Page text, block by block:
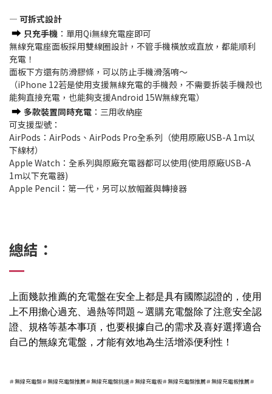
— 可拆式設計
➡️ 只充手機 ：單用Qi無線充電座即可
無線充電座面板採用雙線圈設計，不管手機橫放或直放，都能順利
充電！
面板下方還有防滑膠條，可以防止手機滑落唷～
（iPhone 12若是使用支援無線充電的手機殼，不需要拆裝手機殼也
能夠直接充電，也能夠支援Android 15W無線充電）
➡️ 多款裝置同時充電 ：三用收納座
可支援型號：
AirPods：AirPods、AirPods Pro全系列（使用原廠USB-A 1m以
下線材）
Apple Watch：全系列與原廠充電器都可以使用(使用原廠USB-A
1m以下充電器)
Apple Pencil：第一代，另可以放帽蓋與轉接器
總結：
上面幾款推薦的充電盤在安全上都是具有國際認證的，使用
上不用擔心過充、過熱等問題～選購充電盤除了注意安全認
證、規格等基本事項，也要根據自己的需求及喜好選擇適合
自己的無線充電盤，才能有效地為生活增添便利性！
＃無線充電盤＃無線充電盤推薦＃無線充電盤挑選＃無線充電板＃無線充電盤推薦＃無線充電板推薦＃